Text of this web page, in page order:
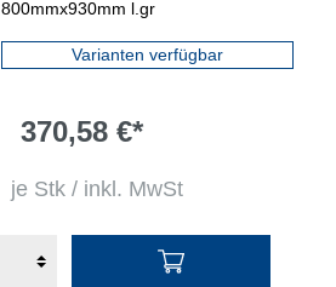
800mmx930mm l.gr
Varianten verfügbar
370,58 €*
je Stk / inkl. MwSt